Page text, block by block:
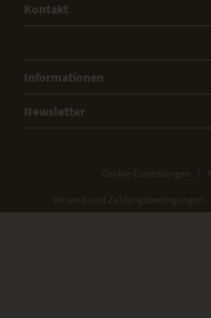
Kontakt
Informationen
Newsletter
Cookie-Einstellungen
Versand und Zahlungsbedingungen